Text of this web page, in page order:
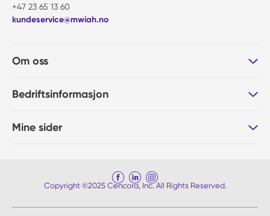
+47 23 65 13 60
kundeservice@mwiah.no
Om oss
Bedriftsinformasjon
Mine sider
Copyright ©2025 Cencora, Inc. All Rights Reserved.